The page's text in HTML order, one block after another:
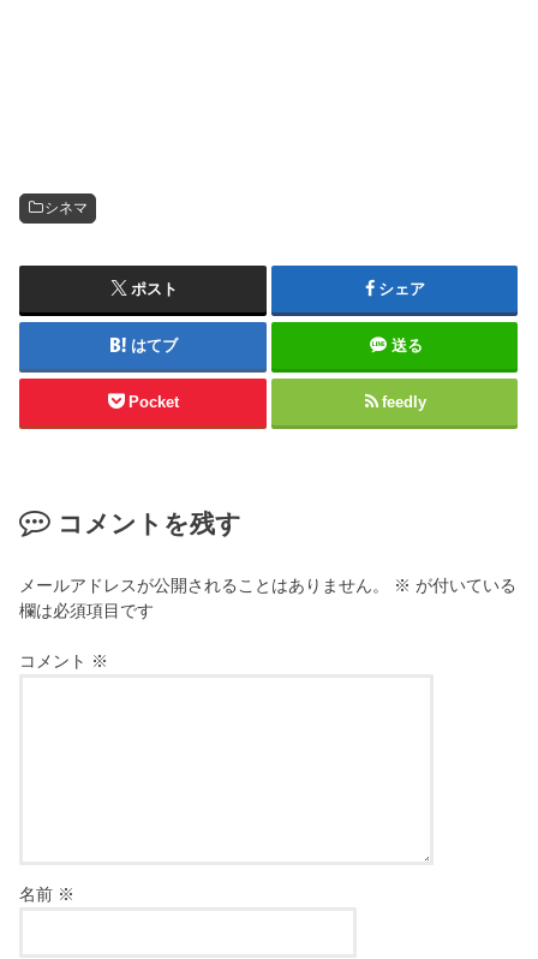
シネマ
ポスト シェア
はてブ 送る
Pocket feedly
コメントを残す
メールアドレスが公開されることはありません。 ※ が付いている
欄は必須項目です
コメント ※
名前 ※